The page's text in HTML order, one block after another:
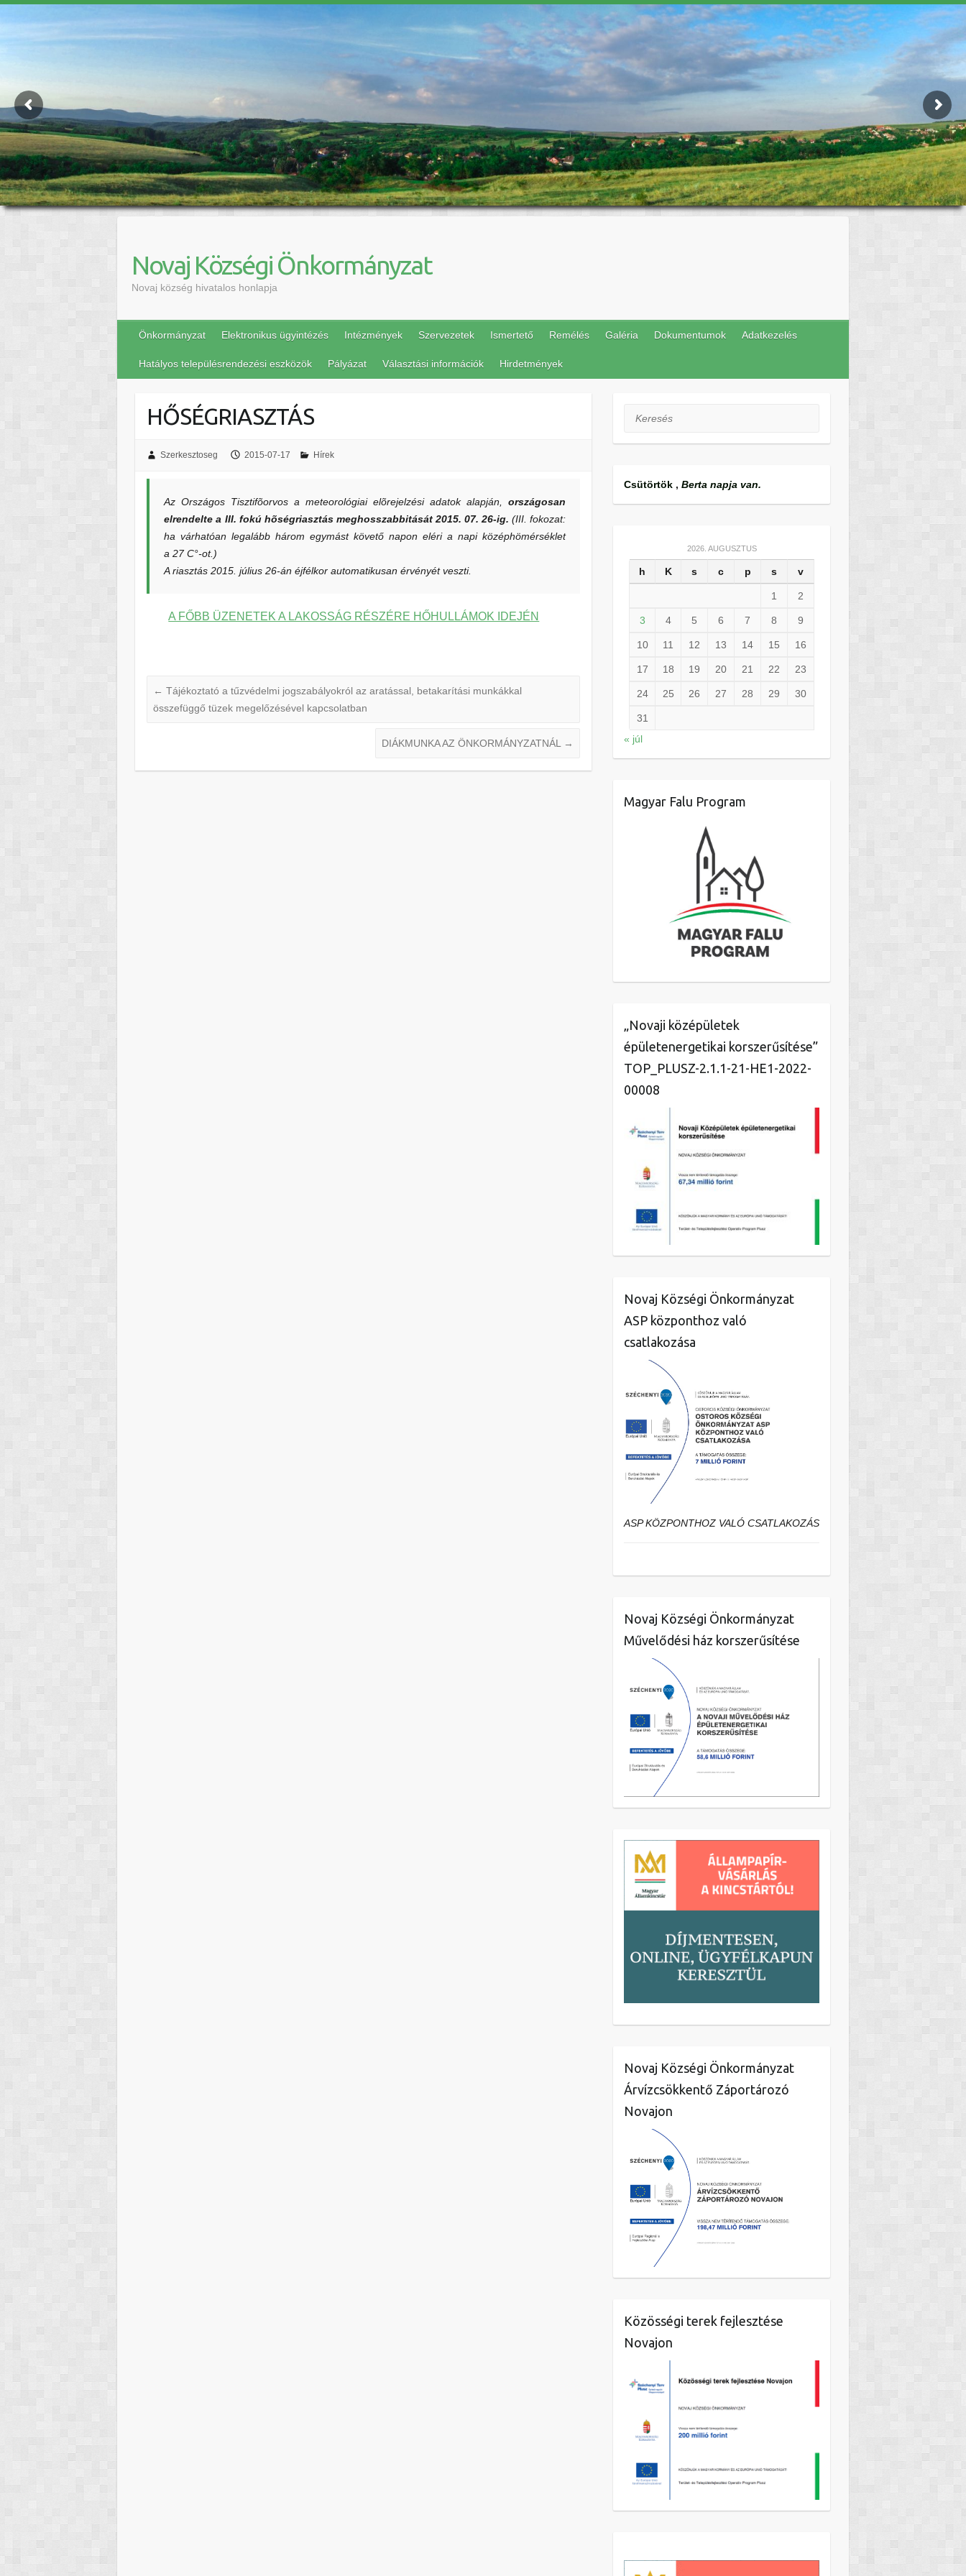
Novaj Községi Önkormányzat
Novaj község hivatalos honlapja
Önkormányzat Elektronikus ügyintézés Intézmények Szervezetek Ismertető Remélés Galéria Dokumentumok Adatkezelés
Hatályos településrendezési eszközök Pályázat Választási információk Hirdetmények
HŐSÉGRIASZTÁS
Szerkesztoseg 2015-07-17 Hírek
Az Országos Tisztifõorvos a meteorológiai elõrejelzési adatok alapján,országosan
elrendelte a III. fokú hõségriasztás meghosszabbitását 2015. 07. 26-ig. (III. fokozat:
ha várhatóan legalább három egymást követő napon eléri a napi középhömérséklet
a 27 C°-ot.)
A riasztás 2015. július 26-án éjfélkor automatikusan érvényét veszti.
A FŐBB ÜZENETEK A LAKOSSÁG RÉSZÉRE HŐHULLÁMOK IDEJÉN
← Tájékoztató a tűzvédelmi jogszabályokról az aratással, betakarítási munkákkal
összefüggő tüzek megelőzésével kapcsolatban
DIÁKMUNKA AZ ÖNKORMÁNYZATNÁL →
Keresés
Csütörtök , Berta napja van.
2026. AUGUSZTUS
h K s c p s v
1 2
3 4 5 6 7 8 9
10 11 12 13 14 15 16
17 18 19 20 21 22 23
24 25 26 27 28 29 30
31
« júl
Magyar Falu Program
„Novaji középületek
épületenergetikai korszerűsítése”
TOP_PLUSZ-2.1.1-21-HE1-2022-
00008
Novaj Községi Önkormányzat
ASP központhoz való
csatlakozása
ASP KÖZPONTHOZ VALÓ CSATLAKOZÁS
Novaj Községi Önkormányzat
Művelődési ház korszerűsítése
Novaj Községi Önkormányzat
Árvízcsökkentő Záportározó
Novajon
Közösségi terek fejlesztése
Novajon